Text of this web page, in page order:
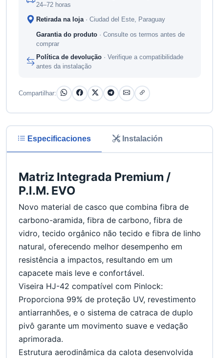
24–72 horas
Retirada na loja · Ciudad del Este, Paraguay
Garantia do produto · Consulte os termos antes de
comprar
Política de devolução · Verifique a compatibilidade
antes da instalação
Compartilhar:
Especificaciones Instalación
Matriz Integrada Premium /
P.I.M. EVO
Novo material de casco que combina fibra de
carbono-aramida, fibra de carbono, fibra de
vidro, tecido orgânico não tecido e fibra de linho
natural, oferecendo melhor desempenho em
resistência a impactos, resultando em um
capacete mais leve e confortável.
Viseira HJ-42 compatível com Pinlock:
Proporciona 99% de proteção UV, revestimento
antiarranhões, e o sistema de catraca de duplo
pivô garante um movimento suave e vedação
aprimorada.
Estrutura aerodinâmica da calota desenvolvida